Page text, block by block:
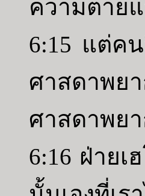
ความตาย
6:15 แต่ค
ศาสดาพย
ศาสดาพย
6:16 ฝ่ายเ